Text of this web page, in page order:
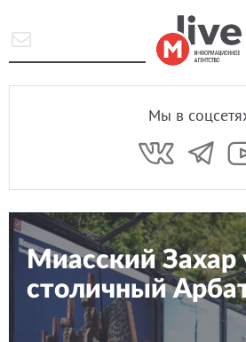
Мы в
Миасский Захар
столичный